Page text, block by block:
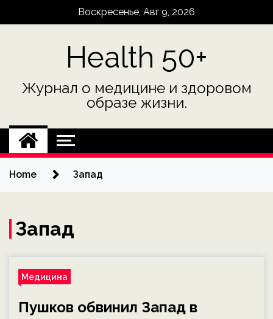
Воскресенье, Авг 9, 2026
Health 50+
Журнал о медицине и здоровом
образе жизни.
Home Запад
Запад
Медицина
Пушков обвинил Запад в